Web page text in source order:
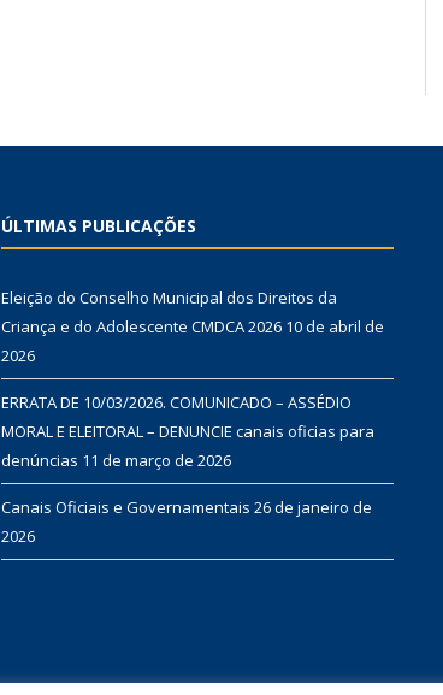
ÚLTIMAS PUBLICAÇÕES
Eleição do Conselho Municipal dos Direitos da
Criança e do Adolescente CMDCA 2026 10 de abril de
2026
ERRATA DE 10/03/2026. COMUNICADO – ASSÉDIO
MORAL E ELEITORAL – DENUNCIE canais oficias para
denúncias 11 de março de 2026
Canais Oficiais e Governamentais 26 de janeiro de
2026